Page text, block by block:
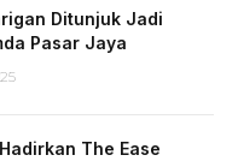
Ditunjuk Jadi
Pasar Jaya
The Ease